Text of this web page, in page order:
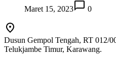
Maret 15, 2023
0
Dusun Gempol Tengah, RT 012/
Telukjambe Timur, Karawang.